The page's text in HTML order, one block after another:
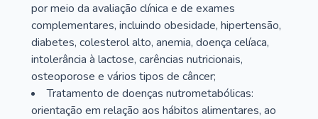
por meio da avaliação clínica e de exames
complementares, incluindo obesidade, hipertensão,
diabetes, colesterol alto, anemia, doença celíaca,
intolerância à lactose, carências nutricionais,
osteoporose e vários tipos de câncer;
Tratamento de doenças nutrometabólicas:
orientação em relação aos hábitos alimentares, ao